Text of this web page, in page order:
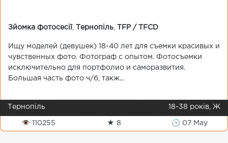
Зйомка фотосесії Тернопіль TFP / TFCD
Ищу моделей (девушек) 18-40 лет для съемки красивых и
чувственных фото. Фотограф с опытом. Фотосъемки
исключительно для портфолио и саморазвития.
Большая часть фото ч/б, такж...
Тернопіль 18-38 років, Ж
👁 110255 ★ 8 🕒 07 May